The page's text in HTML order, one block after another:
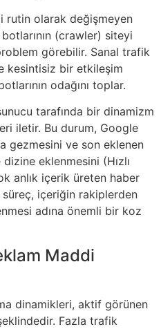
rutin olarak değişmeyen
(crawler) siteyi
görebilir. Sanal trafik
kesintisiz bir etkileşim
odağını toplar.
tarafında bir dinamizm
iletir. Bu durum, Google
gezmesini ve son eklenen
eklenmesini (Hızlı
anlık içerik üreten haber
içeriğin rakiplerden
adına önemli bir koz
Maddi
dinamikleri, aktif görünen
Fazla trafik